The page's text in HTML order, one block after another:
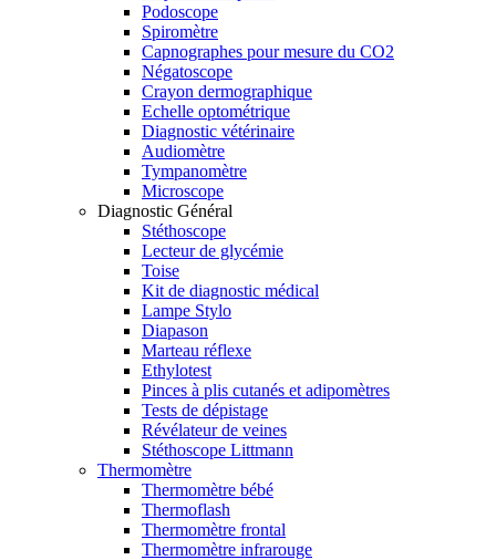
Podoscope
Spiromètre
Capnographes pour mesure du CO2
Négatoscope
Crayon dermographique
Echelle optométrique
Diagnostic vétérinaire
Audiomètre
Tympanomètre
Microscope
Diagnostic Général
Stéthoscope
Lecteur de glycémie
Toise
Kit de diagnostic médical
Lampe Stylo
Diapason
Marteau réflexe
Ethylotest
Pinces à plis cutanés et adipomètres
Tests de dépistage
Révélateur de veines
Stéthoscope Littmann
Thermomètre
Thermomètre bébé
Thermoflash
Thermomètre frontal
Thermomètre infrarouge